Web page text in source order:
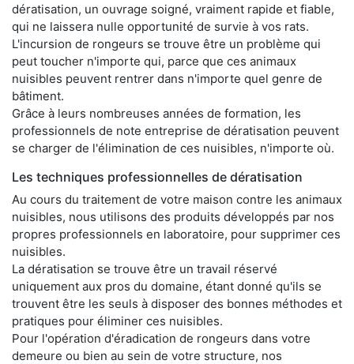
dératisation, un ouvrage soigné, vraiment rapide et fiable,
qui ne laissera nulle opportunité de survie à vos rats.
L'incursion de rongeurs se trouve être un problème qui
peut toucher n'importe qui, parce que ces animaux
nuisibles peuvent rentrer dans n'importe quel genre de
bâtiment.
Grâce à leurs nombreuses années de formation, les
professionnels de note entreprise de dératisation peuvent
se charger de l'élimination de ces nuisibles, n'importe où.
Les techniques professionnelles de dératisation
Au cours du traitement de votre maison contre les animaux
nuisibles, nous utilisons des produits développés par nos
propres professionnels en laboratoire, pour supprimer ces
nuisibles.
La dératisation se trouve être un travail réservé
uniquement aux pros du domaine, étant donné qu'ils se
trouvent être les seuls à disposer des bonnes méthodes et
pratiques pour éliminer ces nuisibles.
Pour l'opération d'éradication de rongeurs dans votre
demeure ou bien au sein de votre structure, nos